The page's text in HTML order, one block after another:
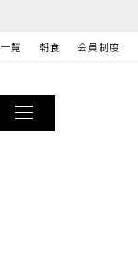
覧 朝食 会員制度